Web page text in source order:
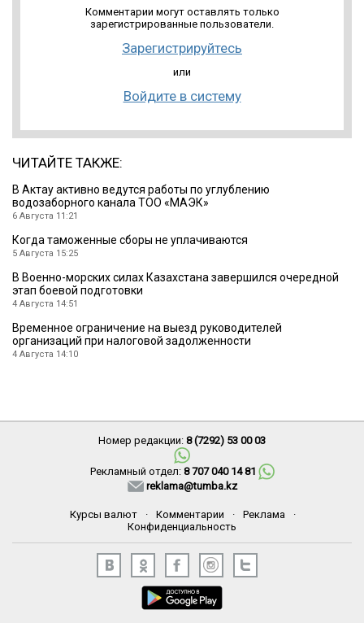
Комментарии могут оставлять только
зарегистрированные пользователи.
Зарегистрируйтесь
или
Войдите в систему
ЧИТАЙТЕ ТАКЖЕ:
В Актау активно ведутся работы по углублению
водозаборного канала ТОО «МАЭК»
6 Августа 11:21
Когда таможенные сборы не уплачиваются
5 Августа 15:25
В Военно-морских силах Казахстана завершился очередной
этап боевой подготовки
4 Августа 14:51
Временное ограничение на выезд руководителей
организаций при налоговой задолженности
4 Августа 14:10
Номер редакции: 8 (7292) 53 00 03
Рекламный отдел: 8 707 040 14 81
reklama@tumba.kz
Курсы валют · Комментарии · Реклама
·
Конфиденциальность